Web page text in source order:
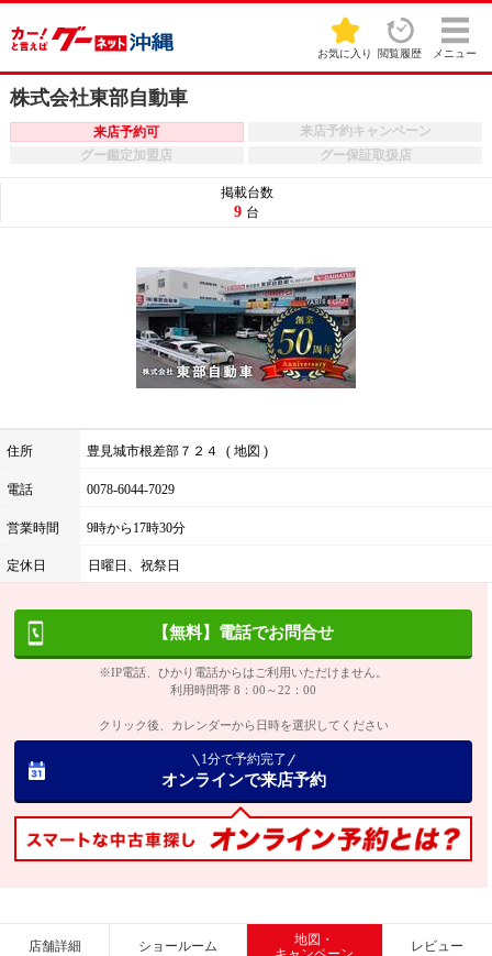
お気に入り 閲覧履歴 メニュー
株式会社東部自動車
来店予約可
来店予約キャンペーン
グー鑑定加盟店
グー保証取扱店
住所 豊見城市根差部７２４ 地図
電話 0078-6044-7029
営業時間 9時から17時30分
定休日 日曜日、祝祭日
掲載台数
9 台
【無料】電話でお問合せ
※IP電話、ひかり電話からはご利用いただけません。
利用時間帯 8：00～22：00
クリック後、カレンダーから日時を選択してください
1分で予約完了
オンラインで来店予約
店舗詳細 ショールーム
地図・
レビュー